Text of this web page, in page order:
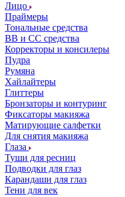
Лицо
Праймеры
Тональные средства
ВВ и СС средства
Корректоры и консилеры
Пудра
Румяна
Хайлайтеры
Глиттеры
Бронзаторы и контуринг
Фиксаторы макияжа
Матирующие салфетки
Для снятия макияжа
Глаза
Туши для ресниц
Подводки для глаз
Карандаши для глаз
Тени для век